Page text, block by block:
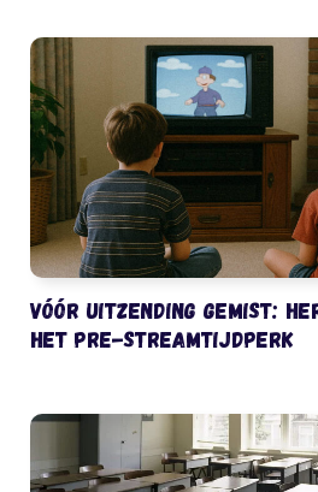
Vóór uitzending gemist:
het pre-streamtijdperk